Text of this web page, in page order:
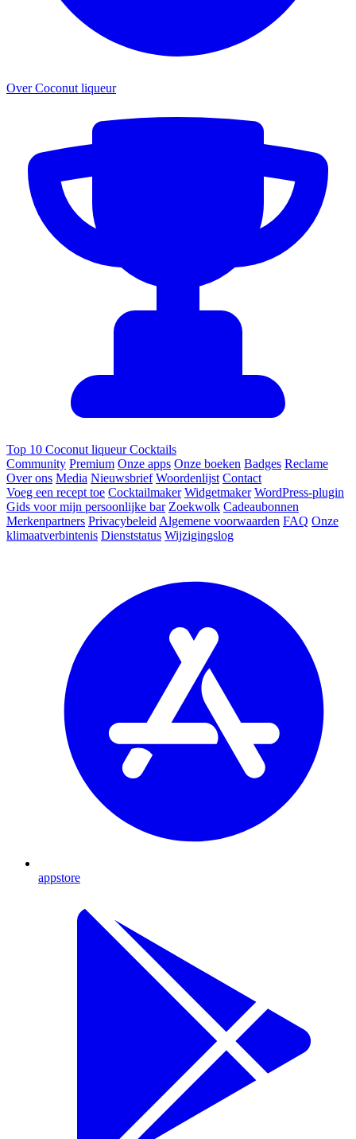
Over Coconut liqueur
Top 10 Coconut liqueur Cocktails
Community Premium Onze apps Onze boeken Badges Reclame
Over ons Media Nieuwsbrief Woordenlijst Contact
Voeg een recept toe Cocktailmaker Widgetmaker WordPress-plugin
Gids voor mijn persoonlijke bar Zoekwolk Cadeaubonnen
Merkenpartners Privacybeleid Algemene voorwaarden FAQ Onze
klimaatverbintenis Dienststatus Wijzigingslog
appstore